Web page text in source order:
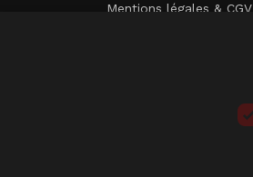
Mentions légales & CGV